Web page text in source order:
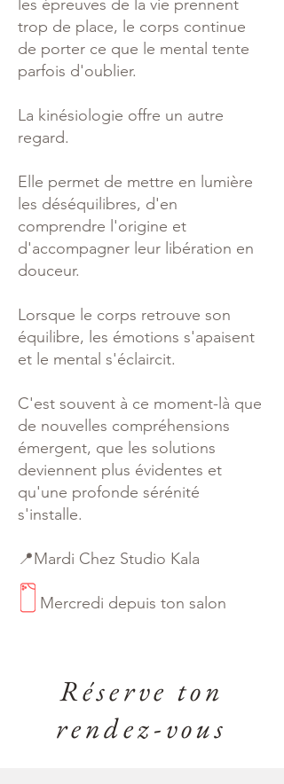
les épreuves de la vie prennent
trop de place, le corps continue
de porter ce que le mental tente
parfois d'oublier.
La kinésiologie offre un autre
regard.
Elle permet de mettre en lumière
les déséquilibres, d'en
comprendre l'origine et
d'accompagner leur libération en
douceur.
Lorsque le corps retrouve son
équilibre, les émotions s'apaisent
et le mental s'éclaircit.
C'est souvent à ce moment-là que
de nouvelles compréhensions
émergent, que les solutions
deviennent plus évidentes et
qu'une profonde sérénité
s'installe.
📍Mardi Chez Studio Kala
Mercredi depuis ton salon
Réserve ton
rendez-vous